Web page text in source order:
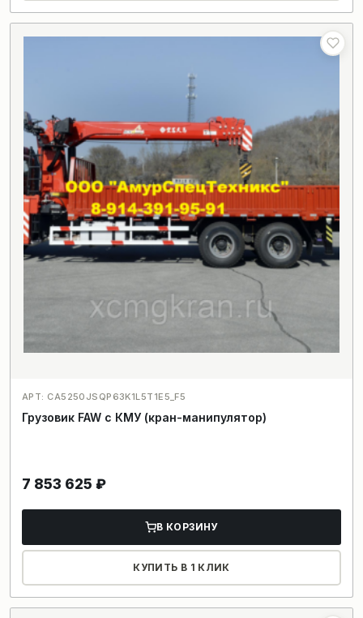
АРТ: CA5250JSQP63K1L5T1E5_F5
Грузовик FAW с КМУ (кран-манипулятор)
7 853 625 ₽
В КОРЗИНУ
КУПИТЬ В 1 КЛИК